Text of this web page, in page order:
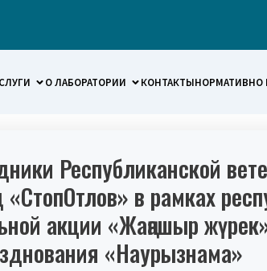
О ЛАБОРАТОРИИ КОНТАКТЫНОРМАТИВНО
Республиканской
в рамках
акции «Жаңашыр
«Наурызнама»